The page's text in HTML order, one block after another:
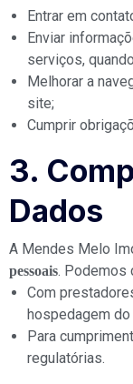
Entrar em
Enviar
serviços,
Melhorar a
site;
Cumprir
3.
Dados
A Mendes Melo
pessoais. Podemos
Com
hospedagem
Para
regulatórias.